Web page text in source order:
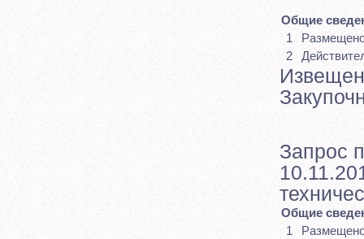
Общие
1
2
Запрос
Общие
1